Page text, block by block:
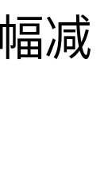
减